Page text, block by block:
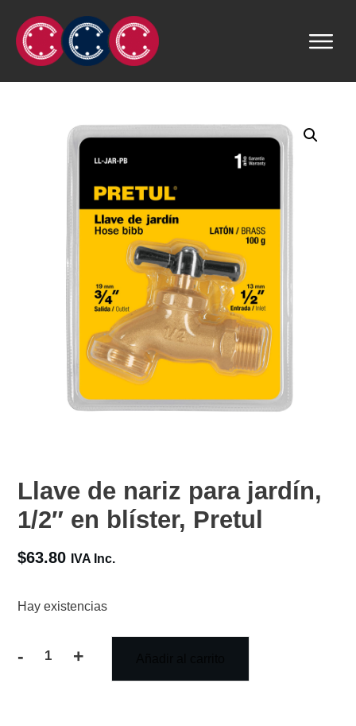
Llave de nariz para jardín,
1/2″ en blíster, Pretul
$63.80 IVA Inc.
Hay existencias
- +